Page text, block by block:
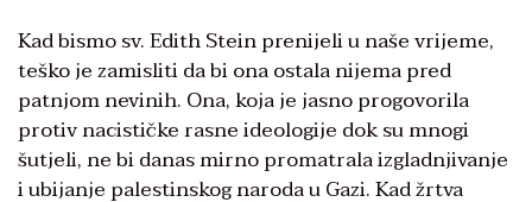
Kad bismo sv. Edith Stein prenijeli u naše vrijeme,
teško je zamisliti da bi ona ostala nijema pred
patnjom nevinih. Ona, koja je jasno progovorila
protiv nacističke rasne ideologije dok su mnogi
šutjeli, ne bi danas mirno promatrala izgladnjivanje
i ubijanje palestinskog naroda u Gazi. Kad žrtva